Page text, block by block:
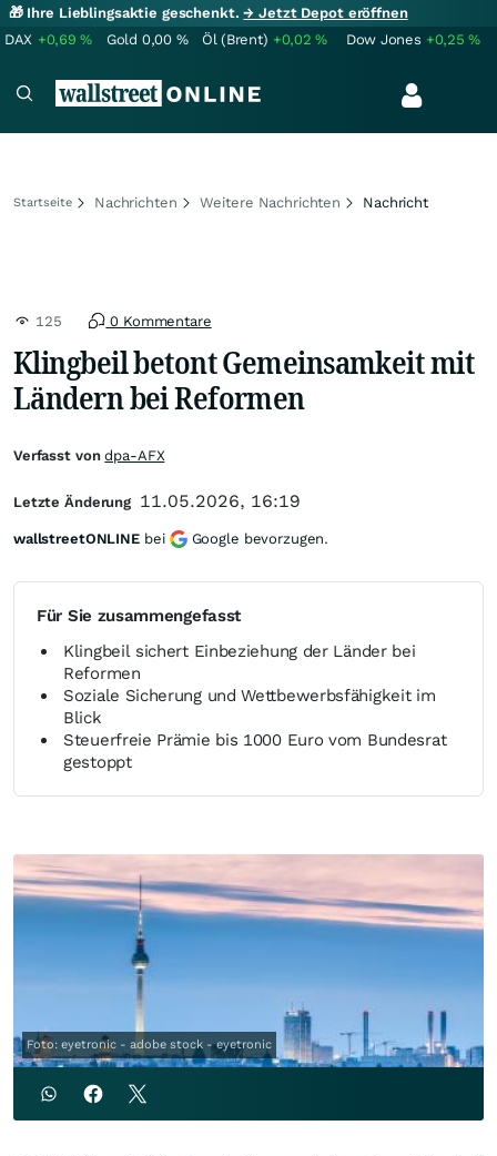
🎁 Ihre Lieblingsaktie geschenkt.→ Jetzt Depot eröffnen
DAX +0,69% Gold 0,00 % Öl (Brent) +0,02% Dow Jones +0,25%
Startseite Nachrichten Weitere Nachrichten Nachricht
125 0 Kommentare
Klingbeil betont Gemeinsamkeit mit
Ländern bei Reformen
Für Sie zusammengefasst
Klingbeil sichert Einbeziehung der Länder bei
Reformen
Soziale Sicherung und Wettbewerbsfähigkeit im
Blick
Steuerfreie Prämie bis 1000 Euro vom Bundesrat
gestoppt
Foto: eyetronic - adobe stock - eyetronic
Verfasst vondpa-AFX
Letzte Änderung 11.05.2026, 16:19
wallstreetONLINE bei Google bevorzugen.